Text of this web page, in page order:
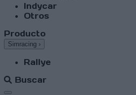
Indycar
Otros
Producto
Simracing ›
Rallye
Buscar